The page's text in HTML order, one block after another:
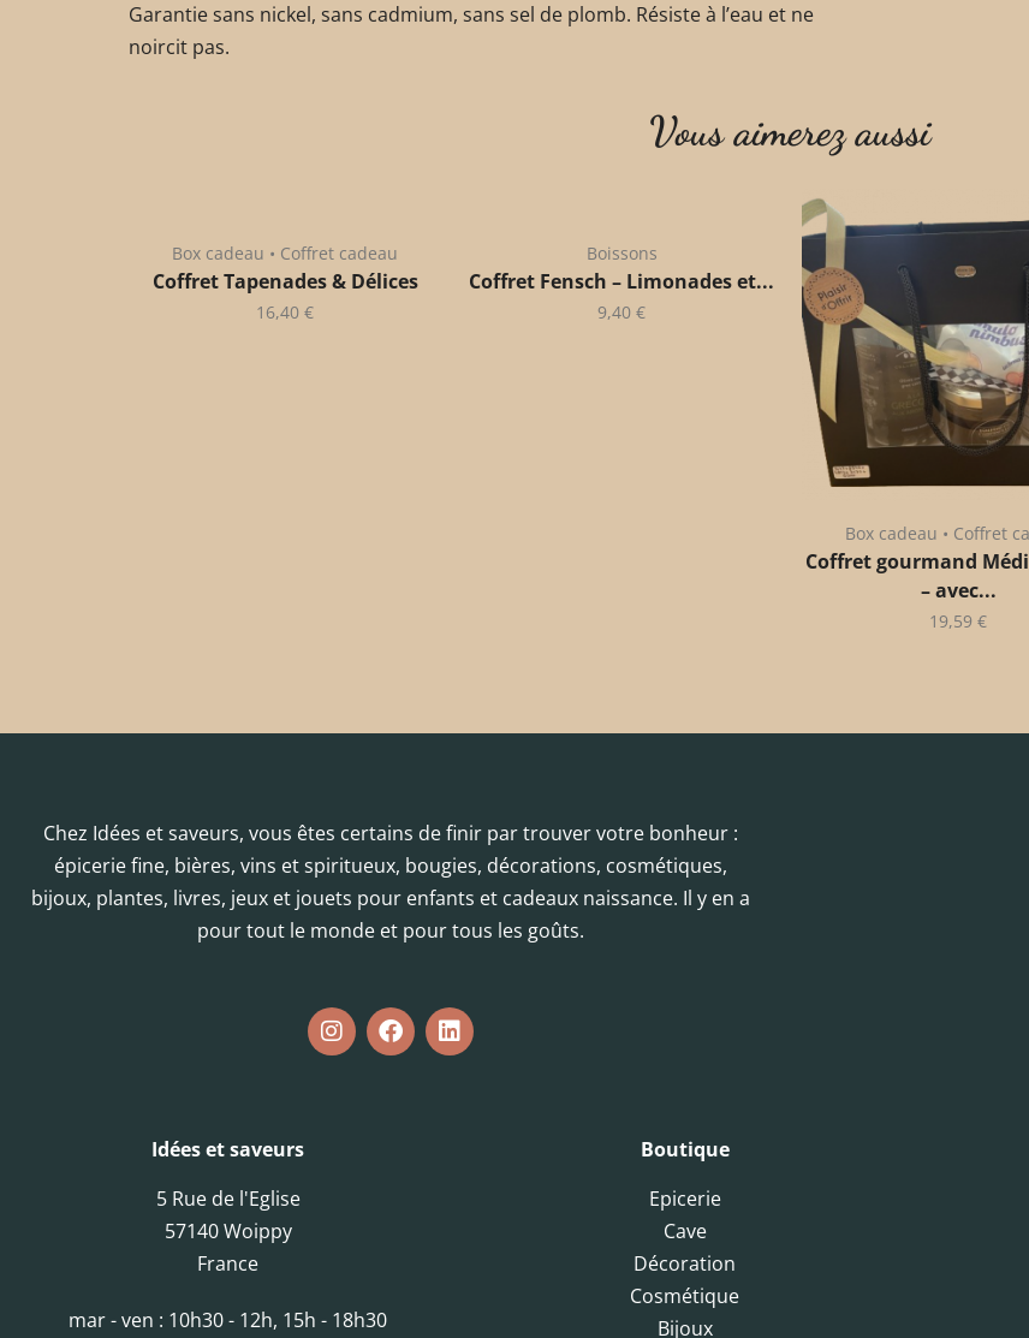
Garantie sans nickel, sans cadmium, sans sel de plomb. Résiste à l’eau et ne
noircit pas.
Vous aimerez aussi
Box cadeau • Coffret cadeau
Coffret Tapenades & Délices
16,40 €
Boissons
Coffret Fensch – Limonades et...
9,40 €
Box cadeau • Coffret
Coffret gourmand
– avec...
19,59 €
Chez Idées et saveurs, vous êtes certains de finir par trouver votre bonheur :
épicerie fine, bières, vins et spiritueux, bougies, décorations, cosmétiques,
bijoux, plantes, livres, jeux et jouets pour enfants et cadeaux naissance. Il y en a
pour tout le monde et pour tous les goûts.
Idées et saveurs
5 Rue de l'Eglise
57140 Woippy
France
mar - ven : 10h30 - 12h, 15h - 18h30
Boutique
Epicerie
Cave
Décoration
Cosmétique
Bijoux